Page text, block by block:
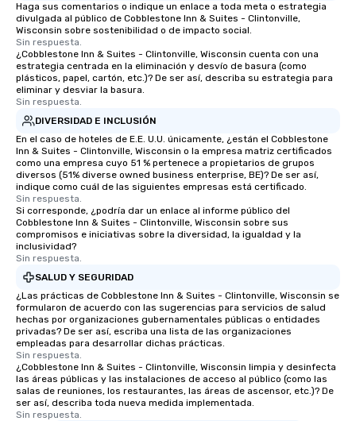
Haga sus comentarios o indique un enlace a toda meta o estrategia
divulgada al público de Cobblestone Inn & Suites - Clintonville,
Wisconsin sobre sostenibilidad o de impacto social.
Sin respuesta.
¿Cobblestone Inn & Suites - Clintonville, Wisconsin cuenta con una
estrategia centrada en la eliminación y desvío de basura (como
plásticos, papel, cartón, etc.)? De ser así, describa su estrategia para
eliminar y desviar la basura.
Sin respuesta.
DIVERSIDAD E INCLUSIÓN
En el caso de hoteles de E.E. U.U. únicamente, ¿están el Cobblestone
Inn & Suites - Clintonville, Wisconsin o la empresa matriz certificados
como una empresa cuyo 51 % pertenece a propietarios de grupos
diversos (51% diverse owned business enterprise, BE)? De ser así,
indique como cuál de las siguientes empresas está certificado.
Sin respuesta.
Si corresponde, ¿podría dar un enlace al informe público del
Cobblestone Inn & Suites - Clintonville, Wisconsin sobre sus
compromisos e iniciativas sobre la diversidad, la igualdad y la
inclusividad?
Sin respuesta.
SALUD Y SEGURIDAD
¿Las prácticas de Cobblestone Inn & Suites - Clintonville, Wisconsin se
formularon de acuerdo con las sugerencias para servicios de salud
hechas por organizaciones gubernamentales públicas o entidades
privadas? De ser así, escriba una lista de las organizaciones
empleadas para desarrollar dichas prácticas.
Sin respuesta.
¿Cobblestone Inn & Suites - Clintonville, Wisconsin limpia y desinfecta
las áreas públicas y las instalaciones de acceso al público (como las
salas de reuniones, los restaurantes, las áreas de ascensor, etc.)? De
ser así, describa toda nueva medida implementada.
Sin respuesta.